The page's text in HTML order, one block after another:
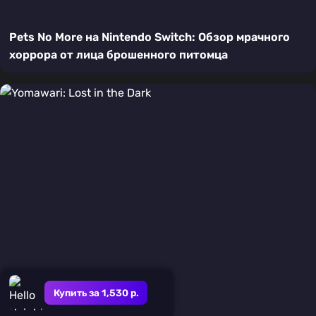
Купить за 1,530 р.
Pets No More на Nintendo Switch: Обзор мрачного
хоррора от лица брошенного питомца